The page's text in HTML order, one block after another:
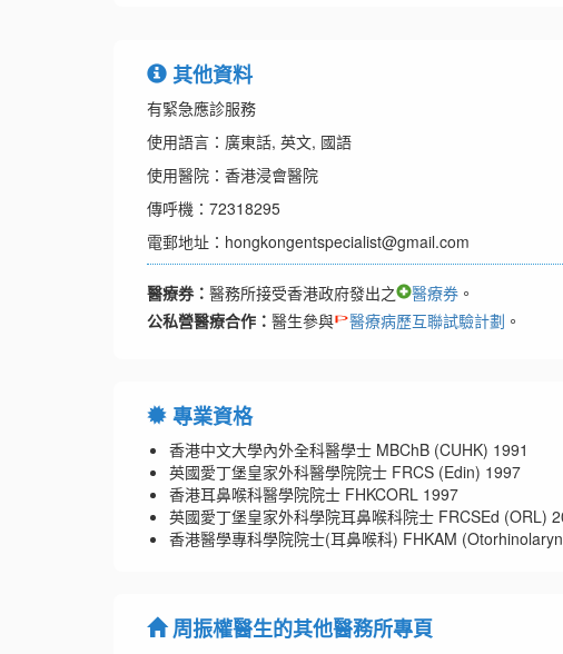
其他資料
有緊急應診服務
使用語言：廣東話, 英文, 國語
使用醫院：香港浸會醫院
傳呼機：72318295
電郵地址：hongkongentspecialist@gmail.com
醫療券： 醫務所接受香港政府發出之 醫療券 。
公私營醫療合作： 醫生參與 醫療病歷互聯試驗計劃 。
專業資格
香港中文大學內外全科醫學士 MBChB (CUHK) 1991
英國愛丁堡皇家外科醫學院院士 FRCS (Edin) 1997
香港耳鼻喉科醫學院院士 FHKCORL 1997
英國愛丁堡皇家外科學院耳鼻喉科院士 FRCSEd (ORL)
香港醫學專科學院院士(耳鼻喉科) FHKAM
周振權醫生的其他醫務所專頁